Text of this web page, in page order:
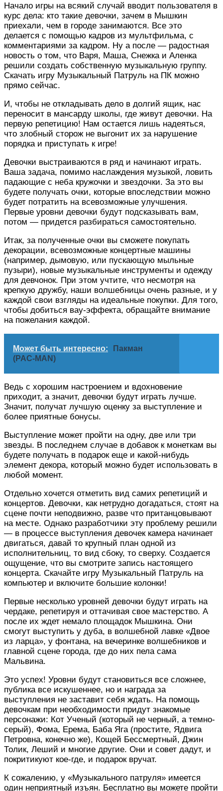
Начало игры на всякий случай вводит пользователя в
курс дела: кто такие девочки, зачем в Мышкин
приехали, чем в городе занимаются. Все это
делается с помощью кадров из мультфильма, с
комментариями за кадром. Ну а после — радостная
новость о том, что Варя, Маша, Снежка и Аленка
решили создать собственную музыкальную группу.
Скачать игру Музыкальный Патруль на ПК можно
прямо сейчас.
И, чтобы не откладывать дело в долгий ящик, нас
переносит в мансарду школы, где живут девочки. На
первую репетицию! Нам остается лишь надеяться,
что злобный сторож не выгонит их за нарушение
порядка и приступать к игре!
Девочки выстраиваются в ряд и начинают играть.
Ваша задача, помимо наслаждения музыкой, ловить
падающие с неба кружочки и звездочки. За это вы
будете получать очки, которые впоследствии можно
будет потратить на всевозможные улучшения.
Первые уровни девочки будут подсказывать вам,
потом — придется разбираться самостоятельно.
Итак, за полученные очки вы сможете покупать
декорации, всевозможные концертные машины
(например, дымовую, или пускающую мыльные
пузыри), новые музыкальные инструменты и одежду
для девчонок. При этом учтите, что несмотря на
крепкую дружбу, наши волшебницы очень разные, и у
каждой свои взгляды на идеальные покупки. Для того,
чтобы добиться вау-эффекта, обращайте внимание
на пожелания каждой.
Может быть интересно:
Пакман
(PAC-MAN)
Ведь с хорошим настроением и вдохновение
приходит, а значит, девочки будут играть лучше.
Значит, получат лучшую оценку за выступление и
более приятные бонусы.
Выступление может пройти на одну, две или три
звезды. В последнем случае в добавок к монеткам вы
будете получать в подарок еще и какой-нибудь
элемент декора, который можно будет использовать в
любой момент.
Отдельно хочется отметить вид самих репетиций и
концертов. Девочки, как нетрудно догадаться, стоят на
сцене почти неподвижно, разве что пританцовывают
на месте. Однако разработчики эту проблему решили
— в процессе выступления девочек камера начинает
двигаться, давай то крупный план одной из
исполнительниц, то вид сбоку, то сверху. Создается
ощущение, что вы смотрите запись настоящего
концерта. Скачайте игру Музыкальный Патруль на
компьютер и включите большие колонки!
Первые несколько уровней девочки будут играть на
чердаке, репетируя и оттачивая свое мастерство. А
после их ждет немало площадок Мышкина. Они
смогут выступить у дуба, в волшебной лавке «Двое
из ларца», у фонтана, на вечеринке волшебников и
главной сцене города, где до них пела сама
Мальвина.
Это успех! Уровни будут становиться все сложнее,
публика все искушеннее, но и награда за
выступления не заставит себя ждать. На помощь
девочкам при необходимости придут знакомые
персонажи: Кот Ученый (который не черный, а темно-
серый), Фома, Ерема, Баба Яга (простите, Ядвига
Петровна, конечно же), Кощей Бессмертный, Джин
Толик, Леший и многие другие. Они и совет дадут, и
покритикуют кое-где, и подарок вручат.
К сожалению, у «Музыкального патруля» имеется
один неприятный изъян. Бесплатно вы можете пройти